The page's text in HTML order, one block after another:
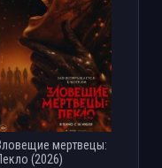
мертвецы:
(2026)